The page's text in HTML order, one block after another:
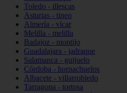
Toledo - illescas
Asturias - tineo
Almería - vícar
Melilla - melilla
Badajoz - montijo
Guadalajara - jadraque
Salamanca - guijuelo
Córdoba - hornachuelos
Albacete - villarrobledo
Tarragona - tortosa